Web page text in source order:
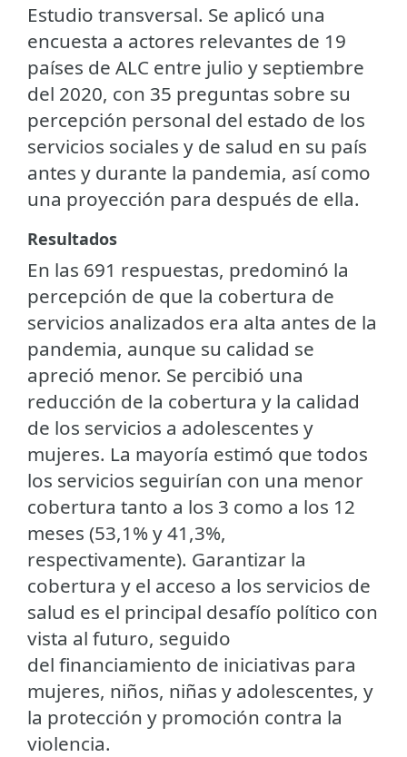
Estudio transversal. Se aplicó una
encuesta a actores relevantes de 19
países de ALC entre julio y septiembre
del 2020, con 35 preguntas sobre su
percepción personal del estado de los
servicios sociales y de salud en su país
antes y durante la pandemia, así como
una proyección para después de ella.
Resultados
En las 691 respuestas, predominó la
percepción de que la cobertura de
servicios analizados era alta antes de la
pandemia, aunque su calidad se
apreció menor. Se percibió una
reducción de la cobertura y la calidad
de los servicios a adolescentes y
mujeres. La mayoría estimó que todos
los servicios seguirían con una menor
cobertura tanto a los 3 como a los 12
meses (53,1% y 41,3%,
respectivamente). Garantizar la
cobertura y el acceso a los servicios de
salud es el principal desafío político con
vista al futuro, seguido
del financiamiento de iniciativas para
mujeres, niños, niñas y adolescentes, y
la protección y promoción contra la
violencia.